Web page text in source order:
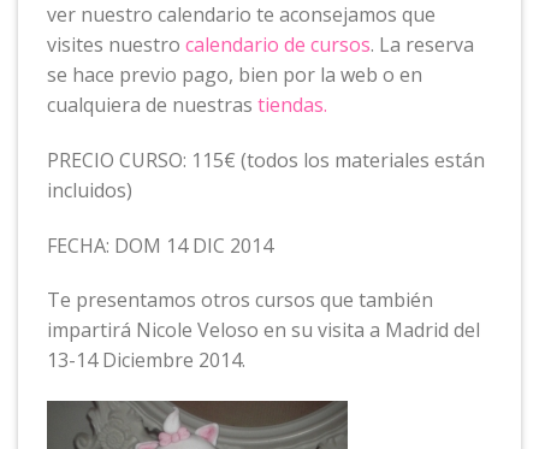
ver nuestro calendario te aconsejamos que
visites nuestro calendario de cursos. La reserva
se hace previo pago, bien por la web o en
cualquiera de nuestras tiendas.
PRECIO CURSO: 115€ (todos los materiales están
incluidos)
FECHA: DOM 14 DIC 2014
Te presentamos otros cursos que también
impartirá Nicole Veloso en su visita a Madrid del
13-14 Diciembre 2014.